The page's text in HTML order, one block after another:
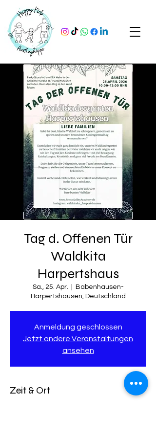
Tag d. Offenen Tür
Waldkita
Harpertshaus
Sa., 25. Apr.
Babenhausen-
Harpertshausen, Deutschland
Anmeldung geschlossen
Jetzt andere Veranstaltungen
ansehen
Zeit & Ort